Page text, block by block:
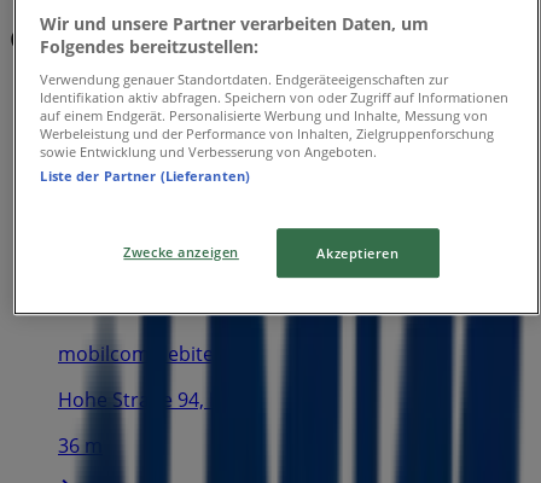
Geschäfte in der Nähe
Falke
Obenmarspforten 7-11, Köln
mobilcom-debitel
Hohe Straße 94, Köln
36 m
Wir und unsere Partner verarbeiten Daten, um
Folgendes bereitzustellen:
Verwendung genauer Standortdaten. Endgeräteeigenschaften zur
Identifikation aktiv abfragen. Speichern von oder Zugriff auf Informationen
auf einem Endgerät. Personalisierte Werbung und Inhalte, Messung von
Werbeleistung und der Performance von Inhalten, Zielgruppenforschung
sowie Entwicklung und Verbesserung von Angeboten.
Liste der Partner (Lieferanten)
Zwecke anzeigen Akzeptieren